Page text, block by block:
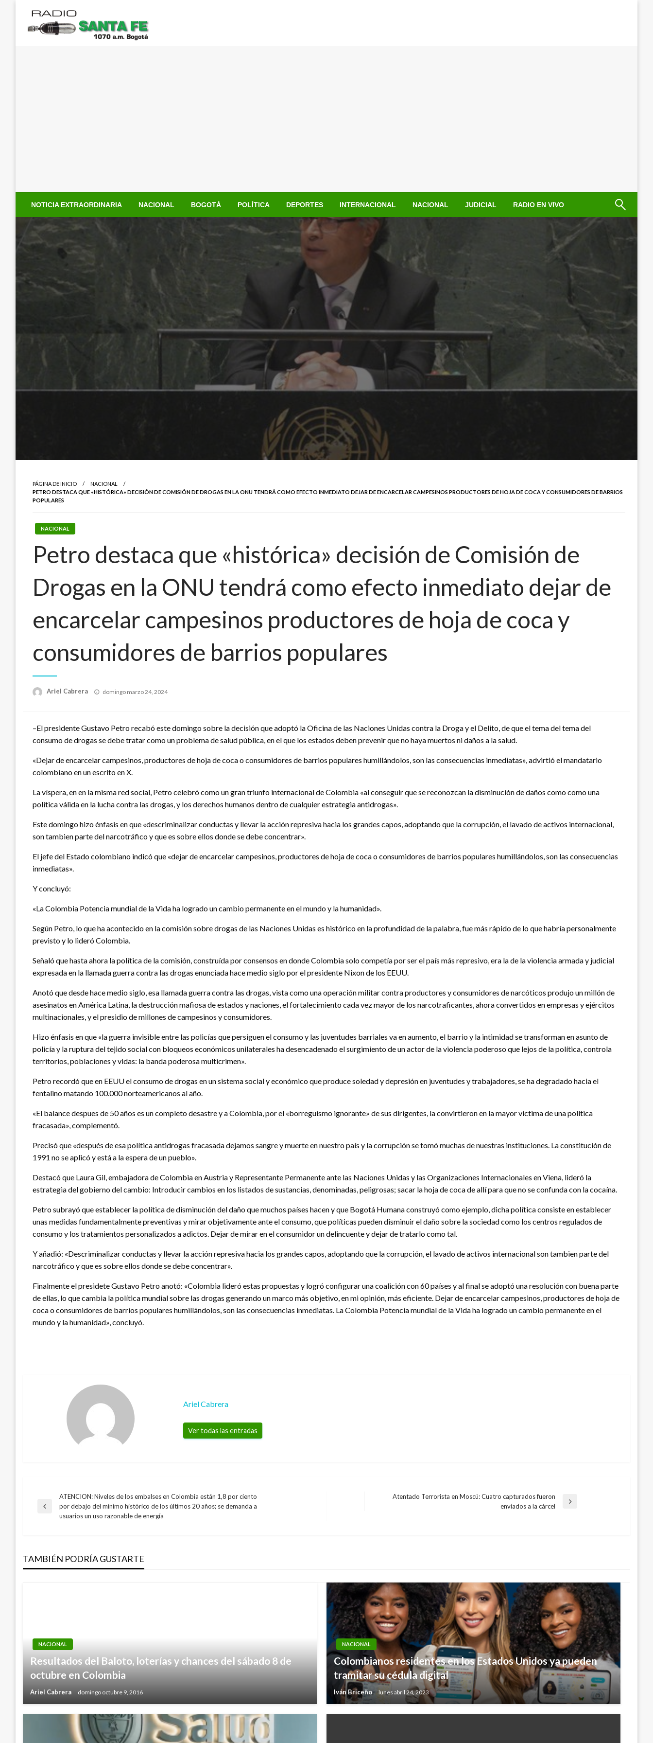
contenido
NOTICIA EXTRAORDINARIA NACIONAL BOGOTÁ POLÍTICA DEPORTES INTERNACIONAL NACIONAL JUDICIAL RADIO EN VIVO
PÁGINA DE INICIO
NACIONAL
PETRO DESTACA QUE «HISTÓRICA» DECISIÓN DE COMISIÓN DE DROGAS EN LA ONU TENDRÁ COMO EFECTO INMEDIATO DEJAR DE ENCARCELAR CAMPESINOS PRODUCTORES DE HOJA DE COCA Y CONSUMIDORES DE BARRIOS
POPULARES
NACIONAL
Petro destaca que «histórica» decisión de Comisión de
Drogas en la ONU tendrá como efecto inmediato dejar de
encarcelar campesinos productores de hoja de coca y
consumidores de barrios populares
Ariel Cabrera
Publicado
domingo marzo 24, 2024
–El presidente Gustavo Petro recabó este domingo sobre la decisión que adoptó la Oficina de las Naciones Unidas contra la Droga y el Delito, de que el tema del tema del
consumo de drogas se debe tratar como un problema de salud pública, en el que los estados deben prevenir que no haya muertos ni daños a la salud.
«Dejar de encarcelar campesinos, productores de hoja de coca o consumidores de barrios populares humillándolos, son las consecuencias inmediatas», advirtió el mandatario
colombiano en un escrito en X.
La víspera, en en la misma red social, Petro celebró como un gran triunfo internacional de Colombia «al conseguir que se reconozcan la disminución de daños como como una
política válida en la lucha contra las drogas, y los derechos humanos dentro de cualquier estrategia antidrogas».
Este domingo hizo énfasis en que «descriminalizar conductas y llevar la acción represiva hacia los grandes capos, adoptando que la corrupción, el lavado de activos internacional,
son tambien parte del narcotráfico y que es sobre ellos donde se debe concentrar».
El jefe del Estado colombiano indicó que «dejar de encarcelar campesinos, productores de hoja de coca o consumidores de barrios populares humillándolos, son las consecuencias
inmediatas».
Y concluyó:
«La Colombia Potencia mundial de la Vida ha logrado un cambio permanente en el mundo y la humanidad».
Según Petro, lo que ha acontecido en la comisión sobre drogas de las Naciones Unidas es histórico en la profundidad de la palabra, fue más rápido de lo que habría personalmente
previsto y lo lideró Colombia.
Señaló que hasta ahora la política de la comisión, construída por consensos en donde Colombia solo competía por ser el país más represivo, era la de la violencia armada y judicial
expresada en la llamada guerra contra las drogas enunciada hace medio siglo por el presidente Nixon de los EEUU.
Anotó que desde hace medio siglo, esa llamada guerra contra las drogas, vista como una operación militar contra productores y consumidores de narcóticos produjo un millón de
asesinatos en América Latina, la destrucción mafiosa de estados y naciones, el fortalecimiento cada vez mayor de los narcotraficantes, ahora convertidos en empresas y ejércitos
multinacionales, y el presidio de millones de campesinos y consumidores.
Hizo énfasis en que «la guerra invisible entre las policías que persiguen el consumo y las juventudes barriales va en aumento, el barrio y la intimidad se transforman en asunto de
policía y la ruptura del tejido social con bloqueos económicos unilaterales ha desencadenado el surgimiento de un actor de la violencia poderoso que lejos de la política, controla
territorios, poblaciones y vidas: la banda poderosa multicrimen».
Petro recordó que en EEUU el consumo de drogas en un sistema social y económico que produce soledad y depresión en juventudes y trabajadores, se ha degradado hacia el
fentalino matando 100.000 norteamericanos al año.
«El balance despues de 50 años es un completo desastre y a Colombia, por el «borreguismo ignorante» de sus dirigentes, la convirtieron en la mayor víctima de una política
fracasada», complementó.
Precisó que «después de esa política antidrogas fracasada dejamos sangre y muerte en nuestro país y la corrupción se tomó muchas de nuestras instituciones. La constitución de
1991 no se aplicó y está a la espera de un pueblo».
Destacó que Laura Gil, embajadora de Colombia en Austria y Representante Permanente ante las Naciones Unidas y las Organizaciones Internacionales en Viena, lideró la
estrategia del gobierno del cambio: Introducir cambios en los listados de sustancias, denominadas, peligrosas; sacar la hoja de coca de allí para que no se confunda con la cocaína.
Petro subrayó que establecer la política de disminución del daño que muchos países hacen y que Bogotá Humana construyó como ejemplo, dicha política consiste en establecer
unas medidas fundamentalmente preventivas y mirar objetivamente ante el consumo, que políticas pueden disminuir el daño sobre la sociedad como los centros regulados de
consumo y los tratamientos personalizados a adictos. Dejar de mirar en el consumidor un delincuente y dejar de tratarlo como tal.
Y añadió: «Descriminalizar conductas y llevar la acción represiva hacia los grandes capos, adoptando que la corrupción, el lavado de activos internacional son tambien parte del
narcotráfico y que es sobre ellos donde se debe concentrar».
Finalmente el presidete Gustavo Petro anotó: «Colombia lideró estas propuestas y logró configurar una coalición con 60 países y al final se adoptó una resolución con buena parte
de ellas, lo que cambia la política mundial sobre las drogas generando un marco más objetivo, en mi opinión, más eficiente. Dejar de encarcelar campesinos, productores de hoja de
coca o consumidores de barrios populares humillándolos, son las consecuencias inmediatas. La Colombia Potencia mundial de la Vida ha logrado un cambio permanente en el
mundo y la humanidad», concluyó.
Ariel Cabrera
Ver todas las entradas
Navegación
entradas
Entrada
ATENCION: Niveles de los embalses en Colombia están 1,8 por ciento
por debajo del mínimo histórico de los últimos 20 años; se demanda a
usuarios un uso razonable de energía
Atentado Terrorista en Moscú: Cuatro capturados fueron
enviados a la cárcel
TAMBIÉN PODRÍA GUSTARTE
NACIONAL
Resultados del Baloto, loterías y chances del sábado 8 de
octubre en Colombia
Ariel Cabrera domingo octubre 9, 2016
NACIONAL
Colombianos residentes en los Estados Unidos ya pueden
tramitar su cédula digital
Iván Briceño lunes abril 24, 2023